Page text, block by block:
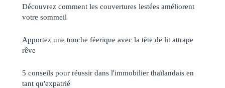
Découvrez comment les couvertures lestées améliorent
votre sommeil
Apportez une touche féerique avec la tête de lit attrape
rêve
5 conseils pour réussir dans l'immobilier thaïlandais en
tant qu'expatrié